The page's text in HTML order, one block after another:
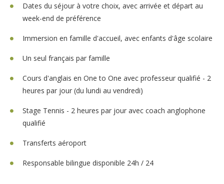
Dates du séjour à votre choix, avec arrivée et départ au
week-end de préférence
Immersion en famille d'accueil, avec enfants d'âge scolaire
Un seul français par famille
Cours d'anglais en One to One avec professeur qualifié - 2
heures par jour (du lundi au vendredi)
Stage Tennis - 2 heures par jour avec coach anglophone
qualifié
Transferts aéroport
Responsable bilingue disponible 24h / 24